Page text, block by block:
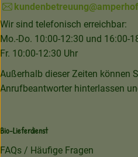
Wir sind telefonisch erreichbar:
Mo.-Do. 10:00-12:30 und 16:00-
Fr. 10:00-12:30 Uhr
Außerhalb dieser Zeiten können
Anrufbeantworter hinterlassen
Bio-Lieferdienst
FAQs / Häufige Fragen